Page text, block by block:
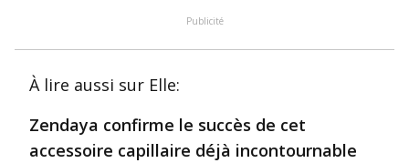
Publicité
À lire aussi sur Elle:
Zendaya confirme le succès de cet
accessoire capillaire déjà incontournable